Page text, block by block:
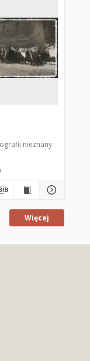
nieznany
Więcej